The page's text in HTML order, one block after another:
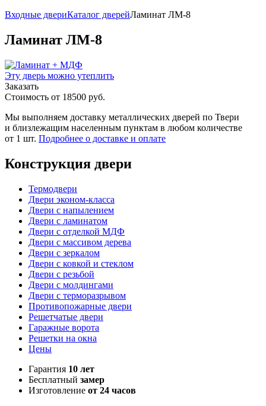
Входные двериКаталог дверейЛаминат ЛМ-8
Ламинат ЛМ-8
Эту дверь можно утеплить
Заказать
Стоимость от 18500 руб.
Мы выполняем доставку металлических дверей по Твери
и близлежащим населенным пунктам в любом количестве
от 1 шт. Подробнее о доставке и оплате
Конструкция двери
Термодвери
Двери эконом-класса
Двери с напылением
Двери с ламинатом
Двери с отделкой МДФ
Двери с массивом дерева
Двери с зеркалом
Двери с ковкой и стеклом
Двери с резьбой
Двери с молдингами
Двери с терморазрывом
Противопожарные двери
Решетчатые двери
Гаражные ворота
Решетки на окна
Цены
Гарантия 10 лет
Бесплатный замер
Изготовление от 24 часов